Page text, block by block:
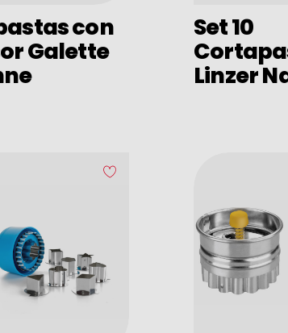
con
Galette
Set 10
Linzer